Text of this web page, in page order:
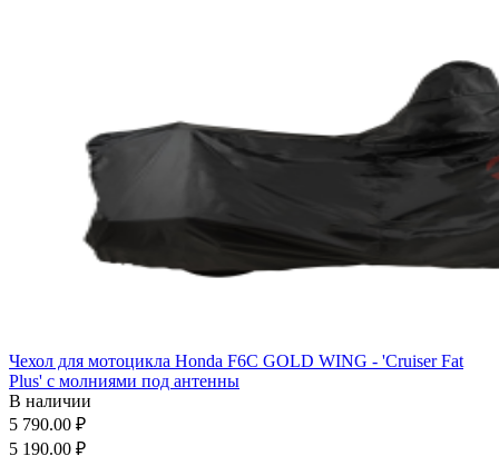
Чехол для мотоцикла Honda F6C GOLD WING - 'Cruiser Fat
Plus' с молниями под антенны
В наличии
5 790.00 ₽
5 190.00 ₽